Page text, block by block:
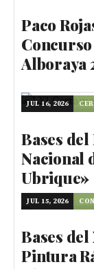
Paco
Alboraya
JUL 16, 2026
Bases
Nacional
Ubrique»
JUL 15, 2026
Bases
Pintura